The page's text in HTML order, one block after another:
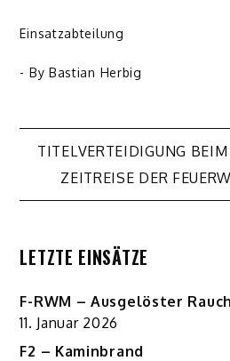
Einsatzabteilung
- By Bastian Herbig
TITELVERTEIDIGUNG
ZEITREISE DER
LETZTE EINSÄTZE
F-RWM – Ausgelöster
11. Januar 2026
F2 – Kaminbrand